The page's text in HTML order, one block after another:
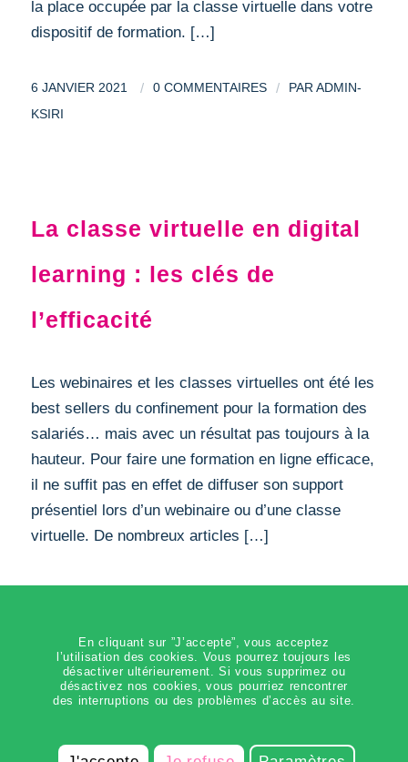
la place occupée par la classe virtuelle dans votre
dispositif de formation. […]
6 JANVIER 2021 / 0 COMMENTAIRES / PAR ADMIN-
KSIRI
La classe virtuelle en digital
learning : les clés de
l’efficacité
Les webinaires et les classes virtuelles ont été les
best sellers du confinement pour la formation des
salariés… mais avec un résultat pas toujours à la
hauteur. Pour faire une formation en ligne efficace,
il ne suffit pas en effet de diffuser son support
présentiel lors d’un webinaire ou d’une classe
virtuelle. De nombreux articles […]
Page 2 sur 3
1 2 3
En cliquant sur ”J’accepte”, vous acceptez
l’utilisation des cookies. Vous pourrez toujours les
désactiver ultérieurement. Si vous supprimez ou
désactivez nos cookies, vous pourriez rencontrer
des interruptions ou des problèmes d’accès au site.